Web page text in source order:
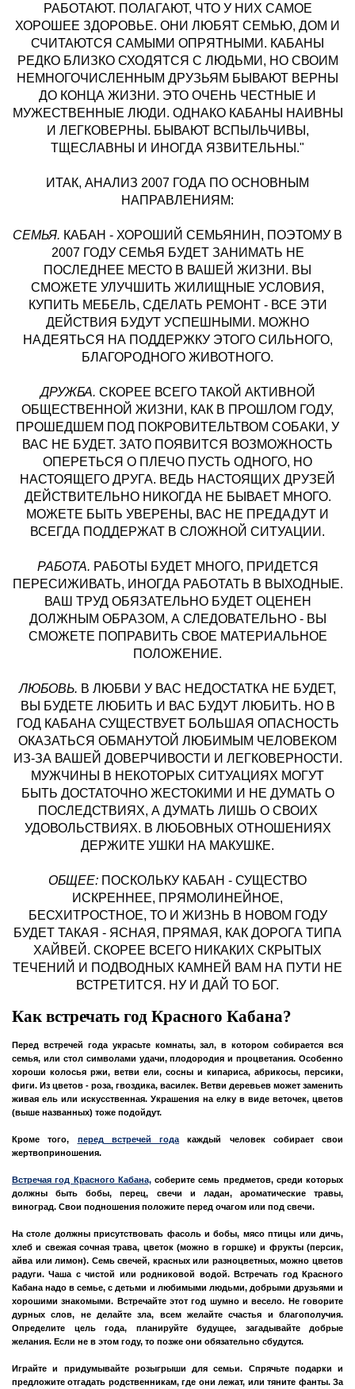
РАБОТАЮТ. ПОЛАГАЮТ, ЧТО У НИХ САМОЕ
ХОРОШЕЕ ЗДОРОВЬЕ. ОНИ ЛЮБЯТ СЕМЬЮ, ДОМ И
СЧИТАЮТСЯ САМЫМИ ОПРЯТНЫМИ. КАБАНЫ
РЕДКО БЛИЗКО СХОДЯТСЯ С ЛЮДЬМИ, НО СВОИМ
НЕМНОГОЧИСЛЕННЫМ ДРУЗЬЯМ БЫВАЮТ ВЕРНЫ
ДО КОНЦА ЖИЗНИ. ЭТО ОЧЕНЬ ЧЕСТНЫЕ И
МУЖЕСТВЕННЫЕ ЛЮДИ. ОДНАКО КАБАНЫ НАИВНЫ
И ЛЕГКОВЕРНЫ. БЫВАЮТ ВСПЫЛЬЧИВЫ,
ТЩЕСЛАВНЫ И ИНОГДА ЯЗВИТЕЛЬНЫ."
ИТАК, АНАЛИЗ 2007 ГОДА ПО ОСНОВНЫМ
НАПРАВЛЕНИЯМ:
СЕМЬЯ. КАБАН - ХОРОШИЙ СЕМЬЯНИН, ПОЭТОМУ В
2007 ГОДУ СЕМЬЯ БУДЕТ ЗАНИМАТЬ НЕ
ПОСЛЕДНЕЕ МЕСТО В ВАШЕЙ ЖИЗНИ. ВЫ
СМОЖЕТЕ УЛУЧШИТЬ ЖИЛИЩНЫЕ УСЛОВИЯ,
КУПИТЬ МЕБЕЛЬ, СДЕЛАТЬ РЕМОНТ - ВСЕ ЭТИ
ДЕЙСТВИЯ БУДУТ УСПЕШНЫМИ. МОЖНО
НАДЕЯТЬСЯ НА ПОДДЕРЖКУ ЭТОГО СИЛЬНОГО,
БЛАГОРОДНОГО ЖИВОТНОГО.
ДРУЖБА. СКОРЕЕ ВСЕГО ТАКОЙ АКТИВНОЙ
ОБЩЕСТВЕННОЙ ЖИЗНИ, КАК В ПРОШЛОМ ГОДУ,
ПРОШЕДШЕМ ПОД ПОКРОВИТЕЛЬТВОМ СОБАКИ, У
ВАС НЕ БУДЕТ. ЗАТО ПОЯВИТСЯ ВОЗМОЖНОСТЬ
ОПЕРЕТЬСЯ О ПЛЕЧО ПУСТЬ ОДНОГО, НО
НАСТОЯЩЕГО ДРУГА. ВЕДЬ НАСТОЯЩИХ ДРУЗЕЙ
ДЕЙСТВИТЕЛЬНО НИКОГДА НЕ БЫВАЕТ МНОГО.
МОЖЕТЕ БЫТЬ УВЕРЕНЫ, ВАС НЕ ПРЕДАДУТ И
ВСЕГДА ПОДДЕРЖАТ В СЛОЖНОЙ СИТУАЦИИ.
РАБОТА. РАБОТЫ БУДЕТ МНОГО, ПРИДЕТСЯ
ПЕРЕСИЖИВАТЬ, ИНОГДА РАБОТАТЬ В ВЫХОДНЫЕ.
ВАШ ТРУД ОБЯЗАТЕЛЬНО БУДЕТ ОЦЕНЕН
ДОЛЖНЫМ ОБРАЗОМ, А СЛЕДОВАТЕЛЬНО - ВЫ
СМОЖЕТЕ ПОПРАВИТЬ СВОЕ МАТЕРИАЛЬНОЕ
ПОЛОЖЕНИЕ.
ЛЮБОВЬ. В ЛЮБВИ У ВАС НЕДОСТАТКА НЕ БУДЕТ,
ВЫ БУДЕТЕ ЛЮБИТЬ И ВАС БУДУТ ЛЮБИТЬ. НО В
ГОД КАБАНА СУЩЕСТВУЕТ БОЛЬШАЯ ОПАСНОСТЬ
ОКАЗАТЬСЯ ОБМАНУТОЙ ЛЮБИМЫМ ЧЕЛОВЕКОМ
ИЗ-ЗА ВАШЕЙ ДОВЕРЧИВОСТИ И ЛЕГКОВЕРНОСТИ.
МУЖЧИНЫ В НЕКОТОРЫХ СИТУАЦИЯХ МОГУТ
БЫТЬ ДОСТАТОЧНО ЖЕСТОКИМИ И НЕ ДУМАТЬ О
ПОСЛЕДСТВИЯХ, А ДУМАТЬ ЛИШЬ О СВОИХ
УДОВОЛЬСТВИЯХ. В ЛЮБОВНЫХ ОТНОШЕНИЯХ
ДЕРЖИТЕ УШКИ НА МАКУШКЕ.
ОБЩЕЕ: ПОСКОЛЬКУ КАБАН - СУЩЕСТВО
ИСКРЕННЕЕ, ПРЯМОЛИНЕЙНОЕ,
БЕСХИТРОСТНОЕ, ТО И ЖИЗНЬ В НОВОМ ГОДУ
БУДЕТ ТАКАЯ - ЯСНАЯ, ПРЯМАЯ, КАК ДОРОГА ТИПА
ХАЙВЕЙ. СКОРЕЕ ВСЕГО НИКАКИХ СКРЫТЫХ
ТЕЧЕНИЙ И ПОДВОДНЫХ КАМНЕЙ ВАМ НА ПУТИ НЕ
ВСТРЕТИТСЯ. НУ И ДАЙ ТО БОГ.
Как встречать год Красного Кабана?
Перед встречей года украсьте комнаты, зал, в котором собирается вся
семья, или стол символами удачи, плодородия и процветания. Особенно
хороши колосья ржи, ветви ели, сосны и кипариса, абрикосы, персики,
фиги. Из цветов - роза, гвоздика, василек. Ветви деревьев может заменить
живая ель или искусственная. Украшения на елку в виде веточек, цветов
(выше названных) тоже подойдут.
Кроме того, перед встречей года каждый человек собирает свои
жертвоприношения.
Встречая год Красного Кабана,соберите семь предметов, среди которых
должны быть бобы, перец, свечи и ладан, ароматические травы,
виноград. Свои подношения положите перед очагом или под свечи.
На столе должны присутствовать фасоль и бобы, мясо птицы или дичь,
хлеб и свежая сочная трава, цветок (можно в горшке) и фрукты (персик,
айва или лимон). Семь свечей, красных или разноцветных, можно цветов
радуги. Чаша с чистой или родниковой водой. Встречать год Красного
Кабана надо в семье, с детьми и любимыми людьми, добрыми друзьями и
хорошими знакомыми. Встречайте этот год шумно и весело. Не говорите
дурных слов, не делайте зла, всем желайте счастья и благополучия.
Определите цель года, планируйте будущее, загадывайте добрые
желания. Если не в этом году, то позже они обязательно сбудутся.
Играйте и придумывайте розыгрыши для семьи. Спрячьте подарки и
предложите отгадать родственникам, где они лежат, или тяните фанты. За